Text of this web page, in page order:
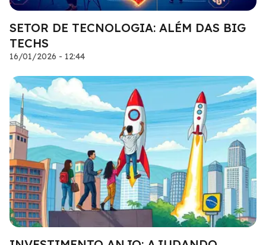
SETOR DE TECNOLOGIA: ALÉM DAS BIG
TECHS
16/01/2026 - 12:44